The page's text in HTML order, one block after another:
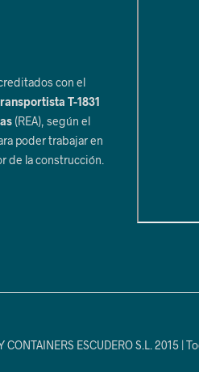
con el
T-1831
(REA), según el
poder trabajar en
de la construcción.
CONTAINERS ESCUDERO S.L. 2015